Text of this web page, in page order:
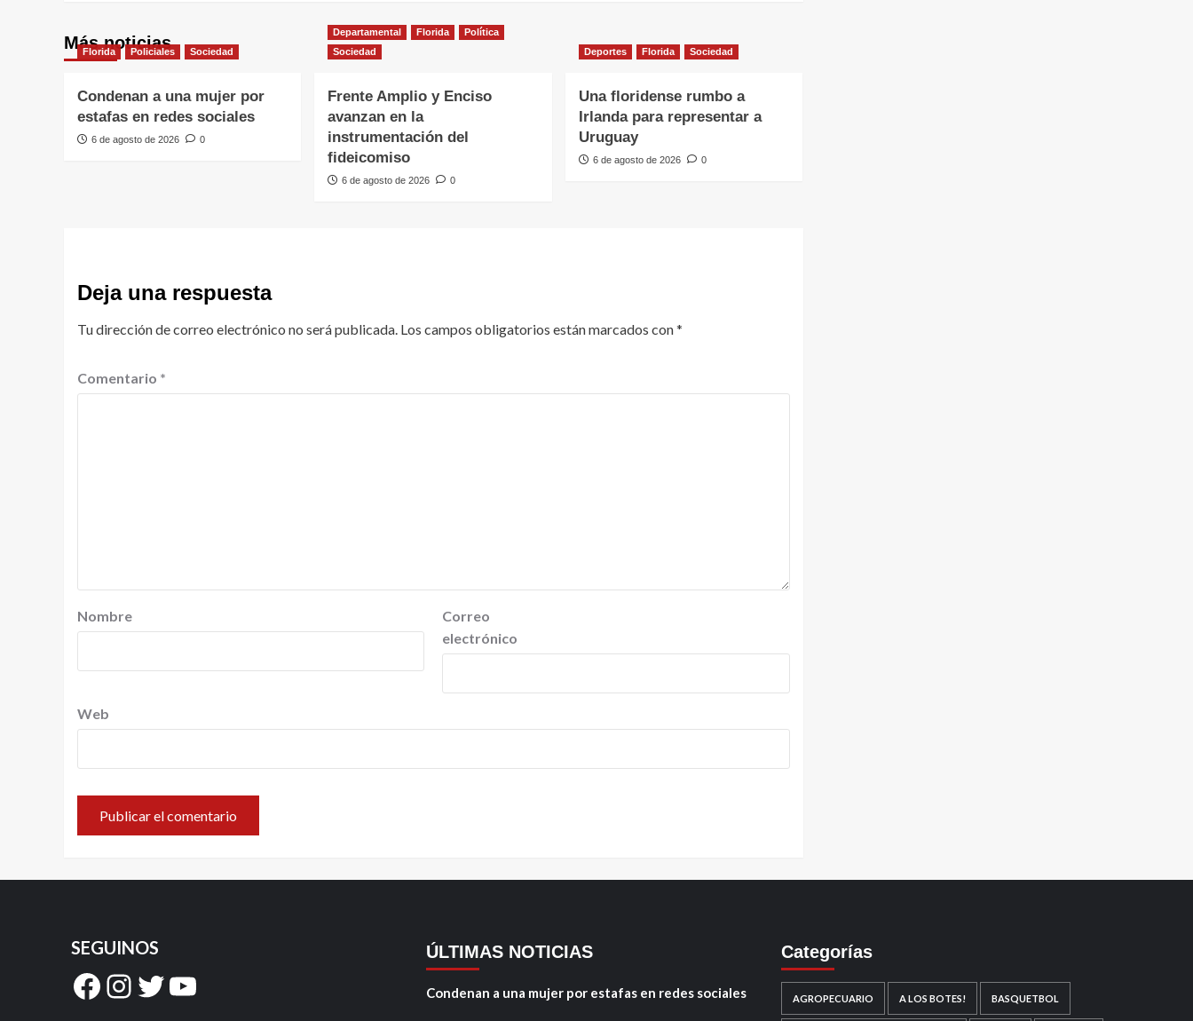
Más noticias
Florida Policiales Sociedad
Condenan a una mujer por
estafas en redes sociales
6 de agosto de 2026 0
Departamental Florida
Política
Sociedad
Frente Amplio y Enciso
avanzan en la
instrumentación del
fideicomiso
6 de agosto de 2026 0
Deportes Florida Sociedad
Una floridense rumbo a
Irlanda para representar a
Uruguay
6 de agosto de 2026 0
Deja una respuesta
Tu dirección de correo electrónico no será publicada. Los campos obligatorios están marcados con*
Comentario *
Nombre
Correo
electrónico
Web
SEGUINOS
Facebook
Instagram
Twitter
YouTube
ÚLTIMAS NOTICIAS
Condenan a una mujer por estafas en redes sociales
Categorías
AGROPECUARIO A LOS BOTES! BASQUETBOL